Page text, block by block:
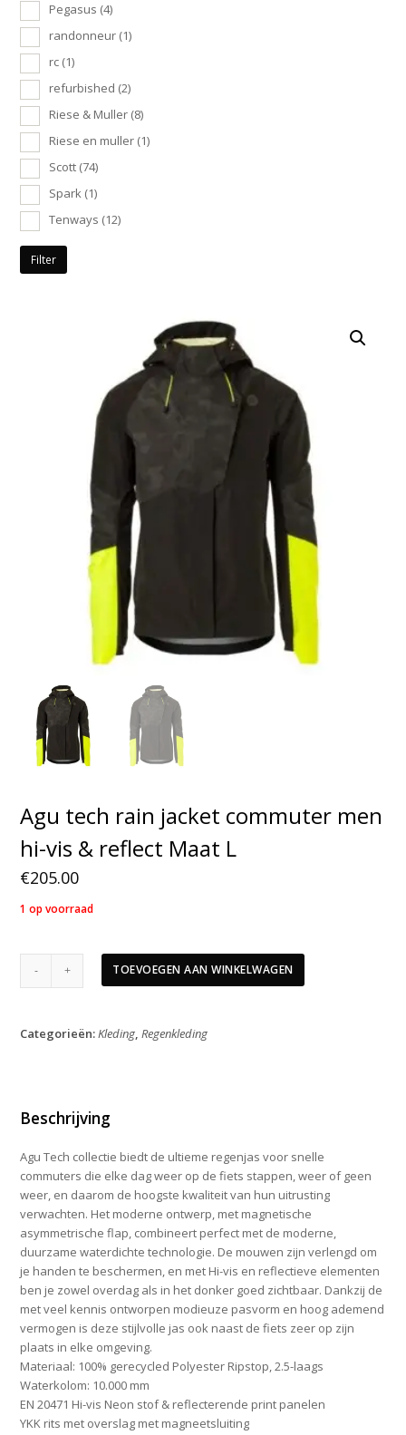
Pegasus (4)
randonneur (1)
rc (1)
refurbished (2)
Riese & Muller (8)
Riese en muller (1)
Scott (74)
Spark (1)
Tenways (12)
Filter
Agu tech rain jacket commuter men
hi-vis & reflect Maat L
€205.00
1 op voorraad
commuter
&
Maat
L
aantal
TOEVOEGEN AAN WINKELWAGEN
Categorieën:Kleding,Regenkleding
Beschrijving
Agu Tech collectie biedt de ultieme regenjas voor snelle
commuters die elke dag weer op de fiets stappen, weer of geen
weer, en daarom de hoogste kwaliteit van hun uitrusting
verwachten. Het moderne ontwerp, met magnetische
asymmetrische flap, combineert perfect met de moderne,
duurzame waterdichte technologie. De mouwen zijn verlengd om
je handen te beschermen, en met Hi-vis en reflectieve elementen
ben je zowel overdag als in het donker goed zichtbaar. Dankzij de
met veel kennis ontworpen modieuze pasvorm en hoog ademend
vermogen is deze stijlvolle jas ook naast de fiets zeer op zijn
plaats in elke omgeving.
Materiaal: 100% gerecycled Polyester Ripstop, 2.5-laags
Waterkolom: 10.000 mm
EN 20471 Hi-vis Neon stof & reflecterende print panelen
YKK rits met overslag met magneetsluiting